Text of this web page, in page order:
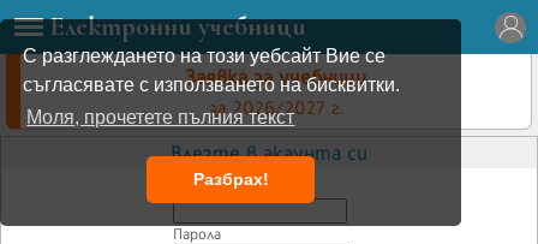
С разглеждането на този уебсайт Вие се
съгласявате с използването на бисквитки.
Моля, прочетете пълния текст
Разбрах!
Електронни учебници
Заявка за учебници
за 2026/2027 г.
Влезте в акаунта си
Имейл
Парола